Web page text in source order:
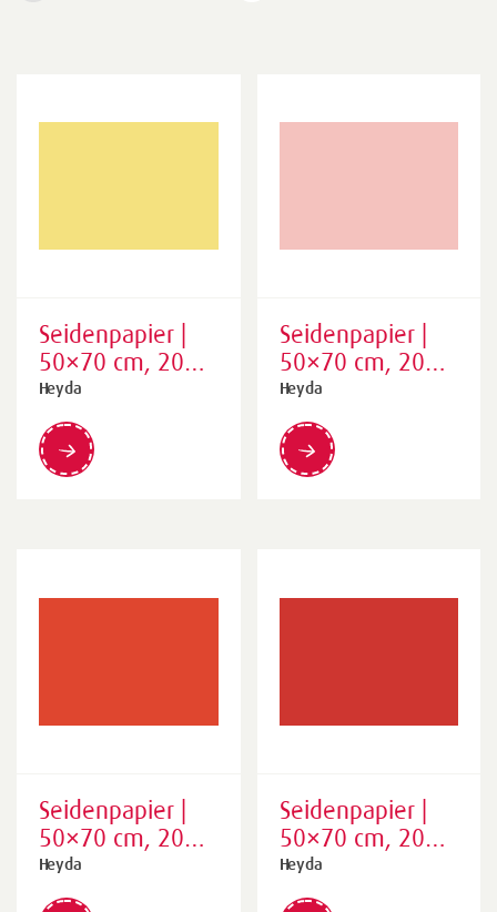
Seidenpapier |
50×70 cm, 20
g/m², gelb, 5
Stück
Heyda
Seidenpapier |
50×70 cm, 20
g/m², rosa, 5
Stück
Heyda
Seidenpapier |
50×70 cm, 20
g/m², hellrot, 5
Stück
Heyda
Seidenpapier |
50×70 cm, 20
g/m², mittelrot,
5 Stück
Heyda